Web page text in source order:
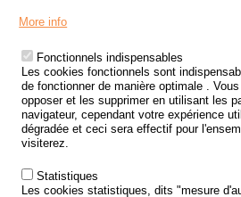
Menu
Footer
LES SITES PUBLICS
ÉTAT DE L’INSÉCURITÉ ROUTIÈRE
TRAITEMENT DES DONNÉES
LA ROUTE
ETUDES ET RECHERCHES
APPEL À PROJETS
POLITIQUE DE SÉCURITÉ ROUTIÈRE
More info
Fonctionnels indispensables
Les cookies fonctionnels sont
de fonctionner de manière optimale .
opposer et les supprimer en utilisant les
navigateur, cependant votre expérience
dégradée et ceci sera effectif pour
visiterez.
Statistiques
Les cookies statistiques, dits "mesure